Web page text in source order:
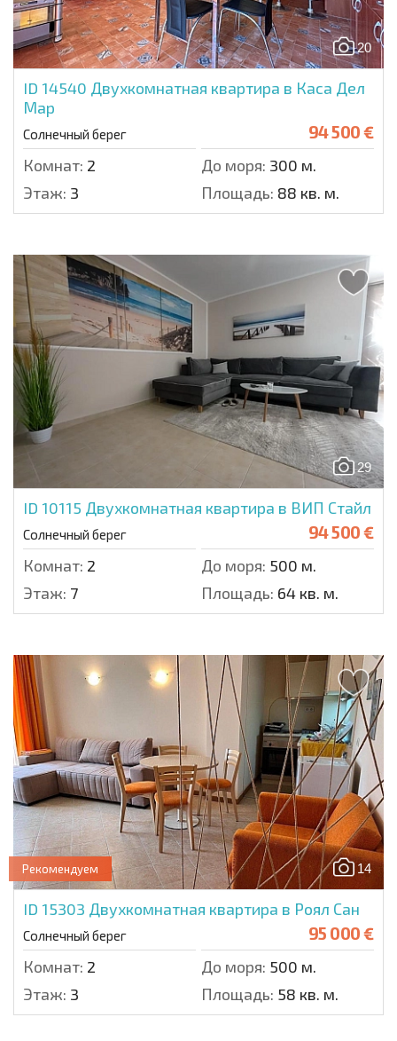
20
ID 14540 Двухкомнатная квартира в Каса Дел
Мар
Солнечный берег 94 500 €
Комнат: 2 До моря: 300 м.
Этаж: 3 Площадь: 88 кв. м.
29
ID 10115 Двухкомнатная квартира в ВИП Стайл
Солнечный берег 94 500 €
Комнат: 2 До моря: 500 м.
Этаж: 7 Площадь: 64 кв. м.
14
Рекомендуем
ID 15303 Двухкомнатная квартира в Роял Сан
Солнечный берег 95 000 €
Комнат: 2 До моря: 500 м.
Этаж: 3 Площадь: 58 кв. м.